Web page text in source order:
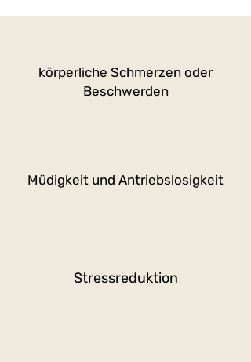
körperliche Schmerzen oder
Beschwerden
Müdigkeit und Antriebslosigkeit
Stressreduktion